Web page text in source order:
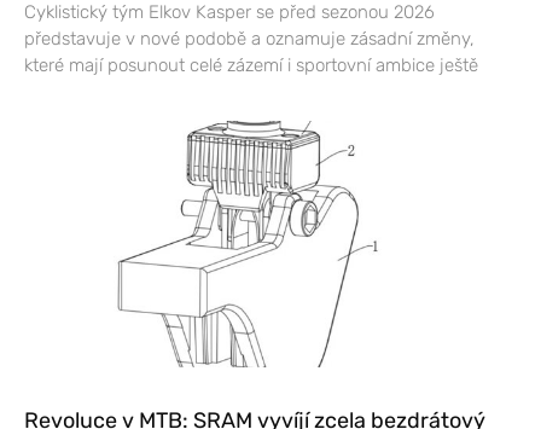
Cyklistický tým Elkov Kasper se před sezonou 2026
představuje v nové podobě a oznamuje zásadní změny,
které mají posunout celé zázemí i sportovní ambice ještě
Revoluce v MTB: SRAM vyvíjí zcela bezdrátový